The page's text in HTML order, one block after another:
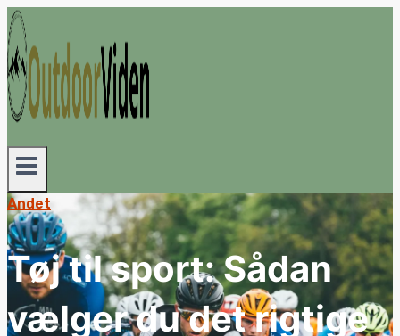
Fortsæt
til
indhold
Andet
Tøj til sport: Sådan
vælger du det rigtige